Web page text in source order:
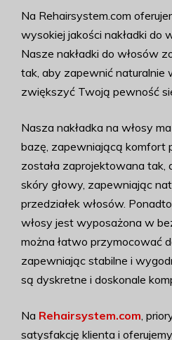
Na Rehairsystem.com
wysokiej jakości nakładki do
Nasze nakładki do włosów
tak, aby zapewnić naturalnie
zwiększyć Twoją pewność
Nasza nakładka na włosy
bazę, zapewniającą komfort
została zaprojektowana
skóry głowy, zapewniając
przedziałek włosów.
włosy jest wyposażona w
można łatwo przymocować
zapewniając stabilne i
są dyskretne i doskonale
Na Rehairsystem.com,
satysfakcję klienta i